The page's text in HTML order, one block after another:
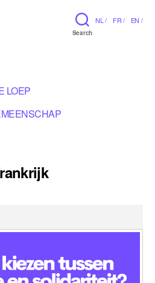
NL / FR / EN /
Search
LOEP